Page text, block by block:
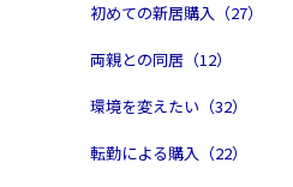
初めての新居購入（27）
両親との同居（12）
環境を変えたい（32）
転勤による購入（22）